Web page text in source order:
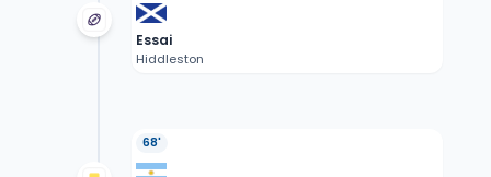
Essai
Hiddleston
68'